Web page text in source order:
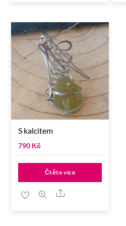
S kalcitem
790 Kč
Čtěte více
Share